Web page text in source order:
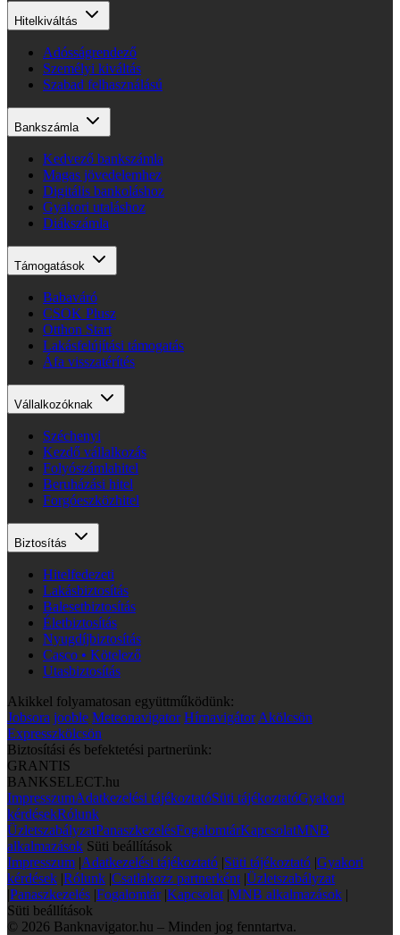
Hitelkiváltás
Adósságrendező
Személyi kiváltás
Szabad felhasználású
Bankszámla
Kedvező bankszámla
Magas jövedelemhez
Digitális bankoláshoz
Gyakori utaláshoz
Diákszámla
Támogatások
Babaváró
CSOK Plusz
Otthon Start
Lakásfelújítási támogatás
Áfa visszatérítés
Vállalkozóknak
Széchenyi
Kezdő vállalkozás
Folyószámlahitel
Beruházási hitel
Forgóeszközhitel
Biztosítás
Hitelfedezeti
Lakásbiztosítás
Balesetbiztosítás
Életbiztosítás
Nyugdíjbiztosítás
Casco • Kötelező
Utasbiztosítás
Akikkel folyamatosan együttműködünk:
Jobsora jooble Meteonavigator Hírnavigátor Akölcsön
Expresszkölcsön
Biztosítási és befektetési partnerünk:
GRANTIS
BANKSELECT.hu
ImpresszumAdatkezelési tájékoztatóSüti tájékoztatóGyakori
kérdésekRólunk
ÜzletszabályzatPanaszkezelésFogalomtárKapcsolatMNB
alkalmazások Süti beállítások
Impresszum |Adatkezelési tájékoztató |Süti tájékoztató |Gyakori
kérdések |Rólunk |Csatlakozz partnerként |Üzletszabályzat
|Panaszkezelés |Fogalomtár |Kapcsolat |MNB alkalmazások |
Süti beállítások
© 2026 Banknavigator.hu – Minden jog fenntartva.